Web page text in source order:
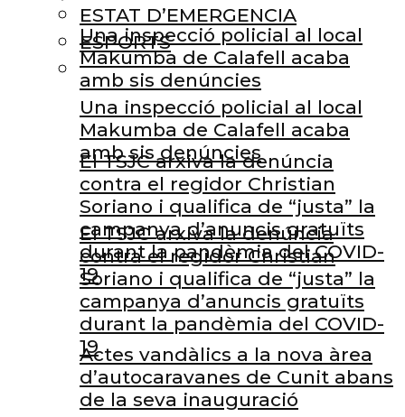
Una inspecció policial al local
Makumba de Calafell acaba
amb sis denúncies
El TSJC arxiva la denúncia
contra el regidor Christian
Soriano i qualifica de “justa” la
campanya d’anuncis gratuïts
durant la pandèmia del COVID-
19
Actes vandàlics a la nova àrea
d’autocaravanes de Cunit abans
de la seva inauguració
ESTAT D’EMERGENCIA
ESPORTS
Una inspecció policial al local
Makumba de Calafell acaba
amb sis denúncies
El TSJC arxiva la denúncia
contra el regidor Christian
Soriano i qualifica de “justa” la
campanya d’anuncis gratuïts
durant la pandèmia del COVID-
19